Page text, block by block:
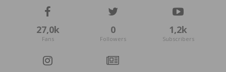
27,0k
Fans
0
Followers
1,2k
Subscribers